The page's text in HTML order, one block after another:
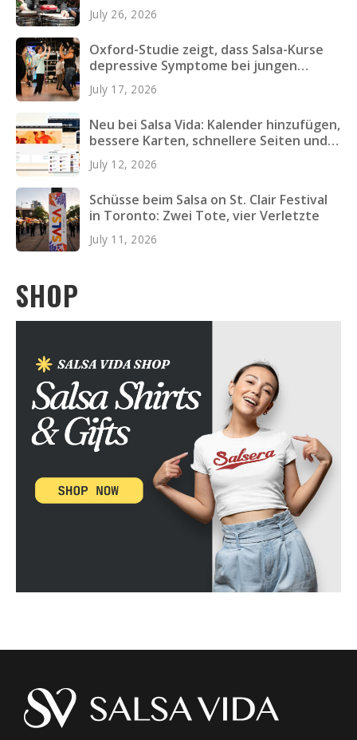
July 26, 2026
Oxford-Studie zeigt, dass Salsa-Kurse
depressive Symptome bei jungen
Erwachsenen verringern
July 17, 2026
Neu bei Salsa Vida: Kalender hinzufügen,
bessere Karten, schnellere Seiten und
mehr
July 12, 2026
Schüsse beim Salsa on St. Clair Festival
in Toronto: Zwei Tote, vier Verletzte
July 11, 2026
SHOP